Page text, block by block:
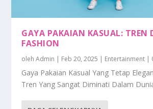
GAYA PAKAIAN KASUAL: TREN
FASHION
olehAdmin | Feb 20, 2025 | Entertainment |
Gaya Pakaian Kasual Yang Tetap
Tren Yang Sangat Diminati Dalam